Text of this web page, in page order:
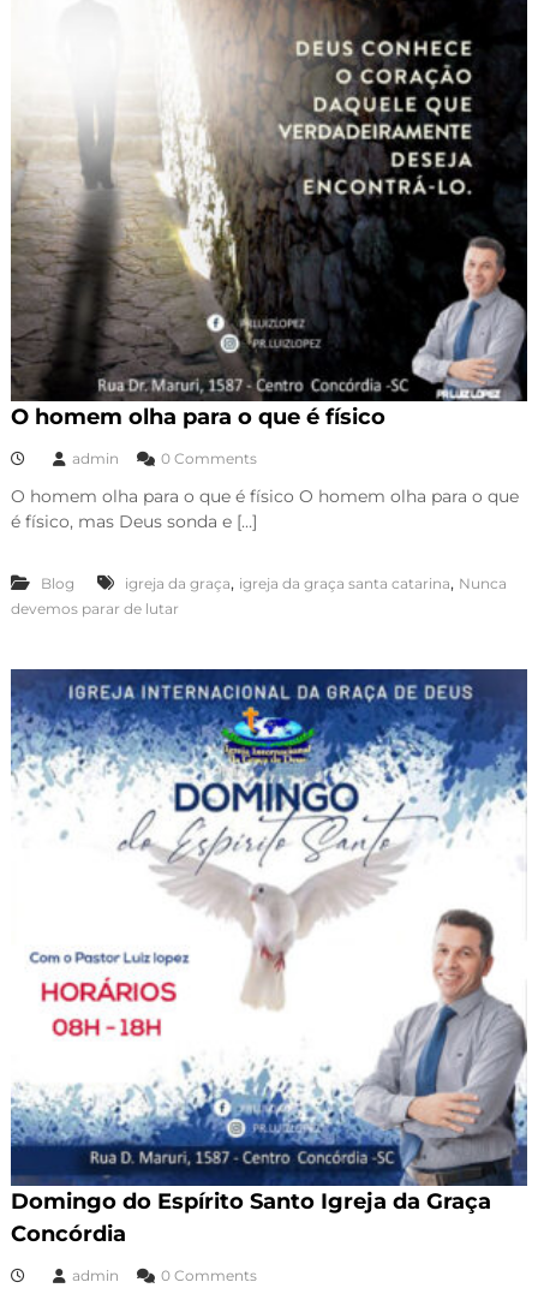
O homem olha para o que é físico
admin 0 Comments
O homem olha para o que é físico O homem olha para o que
é físico, mas Deus sonda e […]
Blog igreja da graça, igreja da graça santa catarina, Nunca
devemos parar de lutar
Domingo do Espírito Santo Igreja da Graça
Concórdia
admin 0 Comments